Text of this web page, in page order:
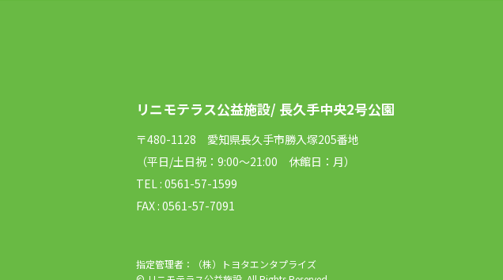
リニモテラス公益施設/ 長久手中央2号公園
〒480-1128 愛知県長久手市勝入塚205番地
（平日/土日祝：9:00～21:00 休館日：月）
TEL : 0561-57-1599
FAX : 0561-57-7091
指定管理者：（株）トヨタエンタプライズ